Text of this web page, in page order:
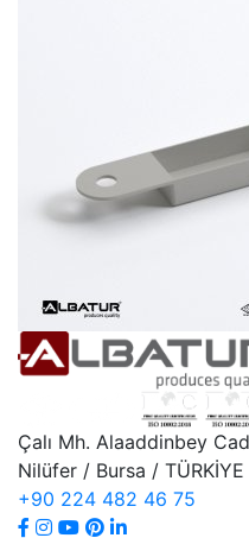
Çalı Mh. Alaaddinbey
Nilüfer / Bursa / TÜRKİYE
+90 224 482 46 75